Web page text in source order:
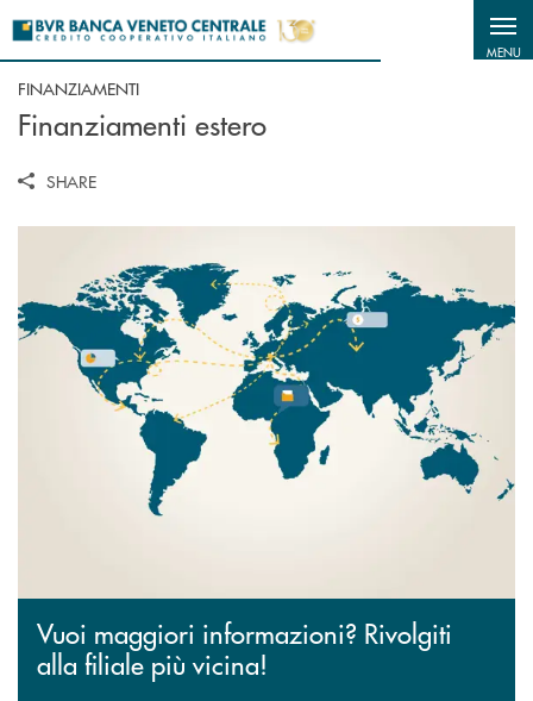
MENU
FINANZIAMENTI
Finanziamenti estero
SHARE
Vuoi maggiori informazioni? Rivolgiti
alla filiale più vicina!